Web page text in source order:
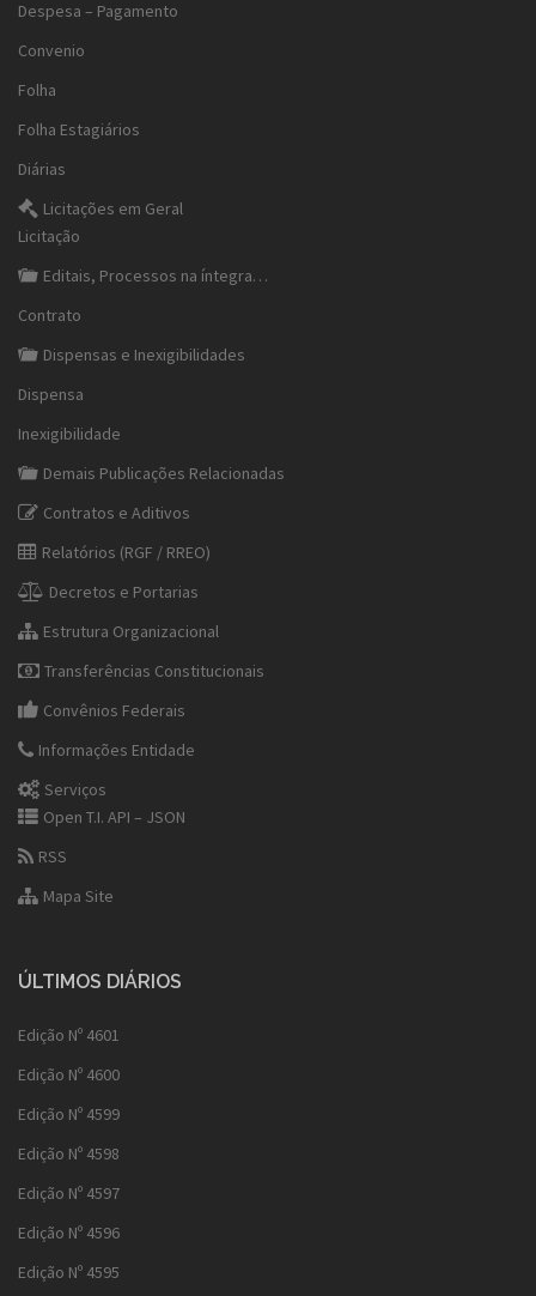
Despesa – Pagamento
Convenio
Folha
Folha Estagiários
Diárias
Licitações em Geral
Licitação
Editais, Processos na íntegra…
Contrato
Dispensas e Inexigibilidades
Dispensa
Inexigibilidade
Demais Publicações Relacionadas
Contratos e Aditivos
Relatórios (RGF / RREO)
Decretos e Portarias
Estrutura Organizacional
Transferências Constitucionais
Convênios Federais
Informações Entidade
Serviços
Open T.I. API – JSON
RSS
Mapa Site
ÚLTIMOS DIÁRIOS
Edição Nº 4601
Edição Nº 4600
Edição Nº 4599
Edição Nº 4598
Edição Nº 4597
Edição Nº 4596
Edição Nº 4595